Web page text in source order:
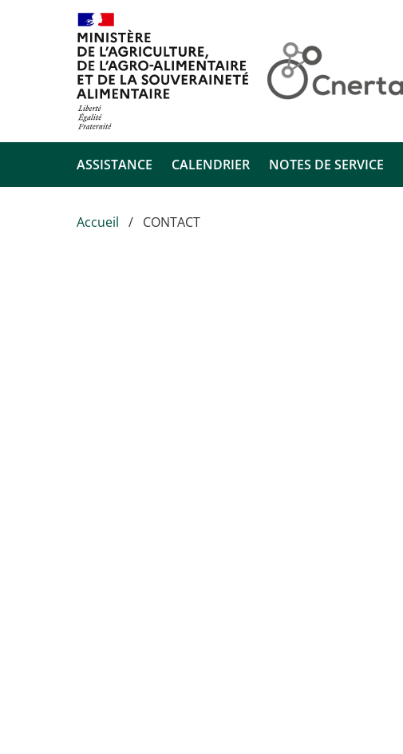
Aller au contenu principal
ASSISTANCE CALENDRIER NOTES DE SERVICE
Accueil CONTACT